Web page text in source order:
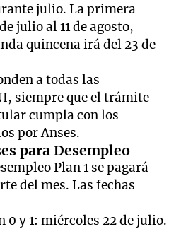
julio. La primera
julio al 11 de agosto,
quincena irá del 23 de
a todas las
siempre que el trámite
cumpla con los
por Anses.
para Desempleo
Plan 1 se pagará
del mes. Las fechas
0 y 1: miércoles 22 de julio.